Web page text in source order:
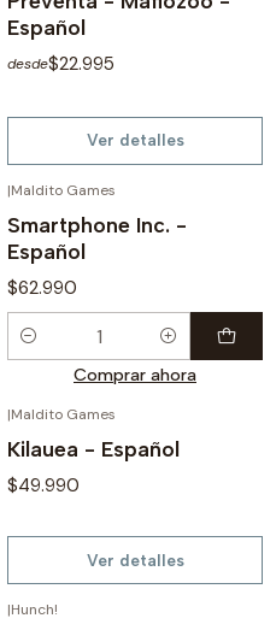
Español
desde$22.995
Ver detalles
|Maldito Games
Smartphone Inc. -
Español
$62.990
Cantidad
Comprar ahora
|Maldito Games
Kilauea - Español
$49.990
Ver detalles
|Hunch!